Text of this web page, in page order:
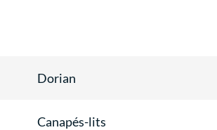
Dorian
Canapés-lits